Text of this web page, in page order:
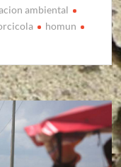
ambiental
homun